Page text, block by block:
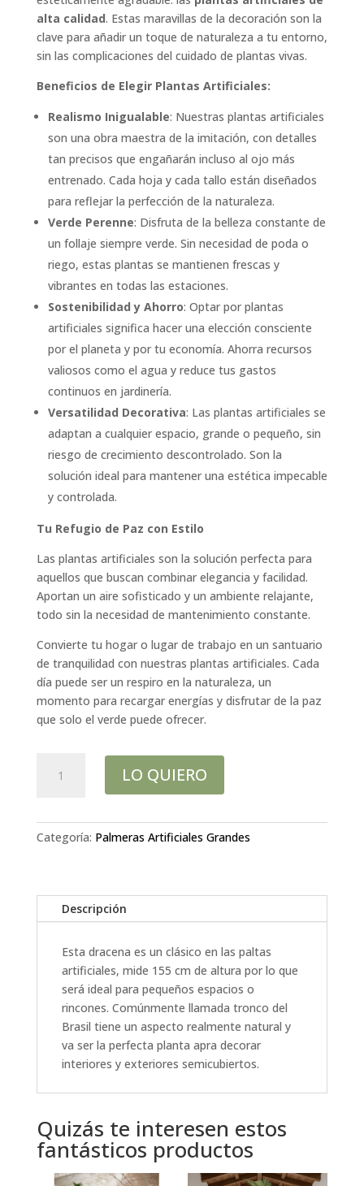
alta calidad. Estas maravillas de la decoración son la
clave para añadir un toque de naturaleza a tu entorno,
sin las complicaciones del cuidado de plantas vivas.
Beneficios de Elegir Plantas Artificiales:
Realismo Inigualable: Nuestras plantas artificiales
son una obra maestra de la imitación, con detalles
tan precisos que engañarán incluso al ojo más
entrenado. Cada hoja y cada tallo están diseñados
para reflejar la perfección de la naturaleza.
Verde Perenne: Disfruta de la belleza constante de
un follaje siempre verde. Sin necesidad de poda o
riego, estas plantas se mantienen frescas y
vibrantes en todas las estaciones.
Sostenibilidad y Ahorro: Optar por plantas
artificiales significa hacer una elección consciente
por el planeta y por tu economía. Ahorra recursos
valiosos como el agua y reduce tus gastos
continuos en jardinería.
Versatilidad Decorativa: Las plantas artificiales se
adaptan a cualquier espacio, grande o pequeño, sin
riesgo de crecimiento descontrolado. Son la
solución ideal para mantener una estética impecable
y controlada.
Tu Refugio de Paz con Estilo
Las plantas artificiales son la solución perfecta para
aquellos que buscan combinar elegancia y facilidad.
Aportan un aire sofisticado y un ambiente relajante,
todo sin la necesidad de mantenimiento constante.
Convierte tu hogar o lugar de trabajo en un santuario
de tranquilidad con nuestras plantas artificiales. Cada
día puede ser un respiro en la naturaleza, un
momento para recargar energías y disfrutar de la paz
que solo el verde puede ofrecer.
MASAGEANA
LO QUIERO
Categoría: Palmeras Artificiales Grandes
Descripción
Esta dracena es un clásico en las paltas
artificiales, mide 155 cm de altura por lo que
será ideal para pequeños espacios o
rincones. Comúnmente llamada tronco del
Brasil tiene un aspecto realmente natural y
va ser la perfecta planta apra decorar
interiores y exteriores semicubiertos.
Quizás te interesen estos
fantásticos productos